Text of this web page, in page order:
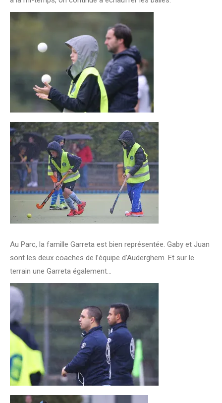
Au Parc, la famille Garreta est bien représentée. Gaby et Juan
sont les deux coaches de l’équipe d’Auderghem. Et sur le
terrain une Garreta également…